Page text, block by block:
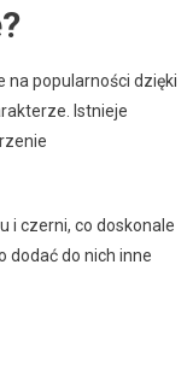
na popularności dzięki
Istnieje
i czerni, co doskonale
dodać do nich inne